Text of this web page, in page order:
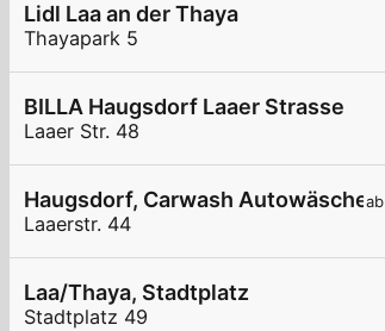
Lidl Laa an der Thaya
Thayapark 5
BILLA Haugsdorf Laaer Strasse
Laaer Str. 48
ab
Haugsdorf, Carwash Autowäsche
Laaerstr. 44
Laa/Thaya, Stadtplatz
Stadtplatz 49